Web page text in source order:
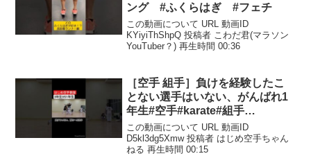
ング #ふくらはぎ #フェチ
この動画について URL 動画ID
KYiyiThShpQ 投稿者 こわだ君(マラソン
YouTuber？) 再生時間 00:36
［空手 組手］負けを経験したこ
とない選手はいない、がんばれ1
年生#空手#karate#組手
#kumite#shorts
この動画について URL 動画ID
D5kl3dg5Xmw 投稿者 はじめ空手ちゃん
ねる 再生時間 00:15